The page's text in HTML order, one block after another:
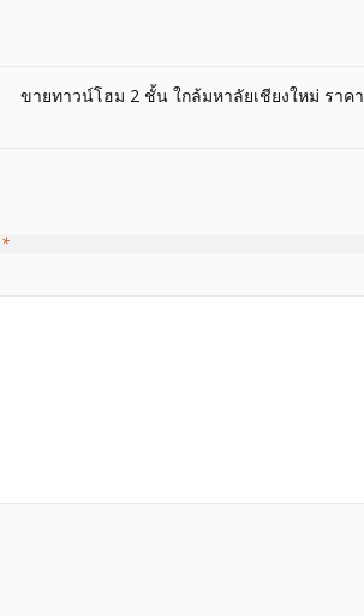
ขายทาวน์โฮม 2 ชั้น ใกล้มหาลัยเชียงใหม่ ราค
*